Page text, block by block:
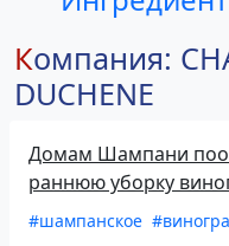
Компания: CHAMPAGNE CANARD-
DUCHENE
Домам Шампани
раннюю уборку
#шампанское